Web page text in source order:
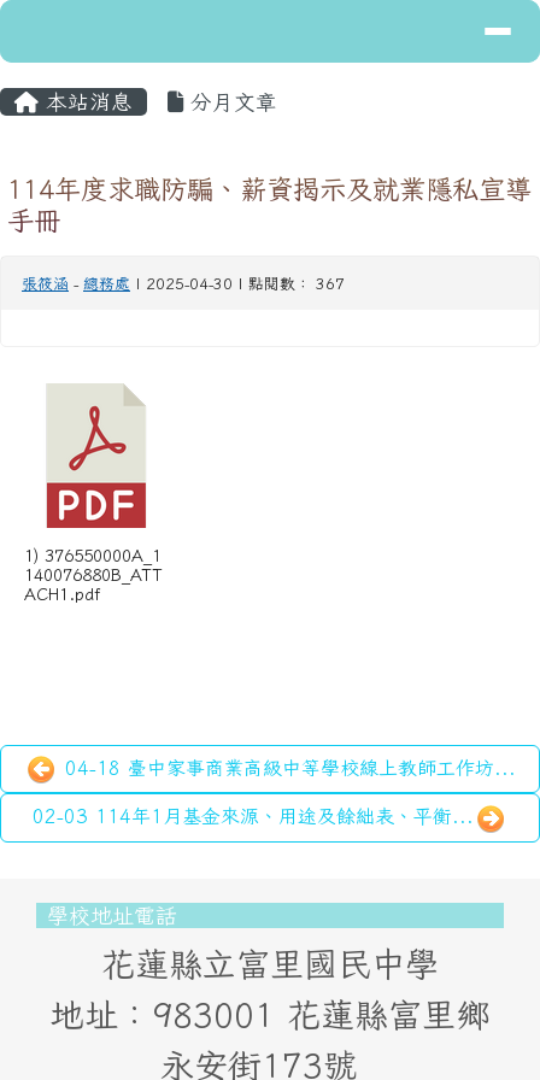
跳至主內容區
花蓮縣立富里國民中學
導覽列
本站消息 分月文章
114年度求職防騙、薪資揭示及就業隱私宣導
手冊
張筱涵 - 總務處 | 2025-04-30 | 點閱數： 367
1) 376550000A_1
140076880B_ATT
ACH1.pdf
04-18 臺中家事商業高級中等學校線上教師工作坊...
02-03 114年1月基金來源、用途及餘絀表、平衡...
頁尾區域內容
學校地址電話
花蓮縣立富里國民中學
地址：983001 花蓮縣富里鄉
永安街173號